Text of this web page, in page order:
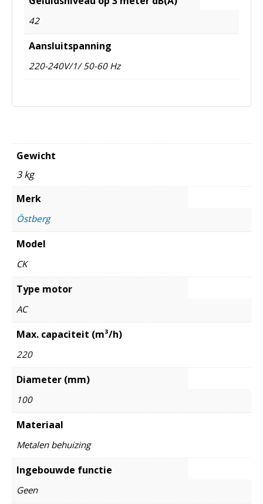
42
Aansluitspanning
220-240V/1/ 50-60 Hz
Gewicht
3 kg
Merk
Östberg
Model
CK
Type motor
AC
Max. capaciteit (m³/h)
220
Diameter (mm)
100
Materiaal
Metalen behuizing
Ingebouwde functie
Geen